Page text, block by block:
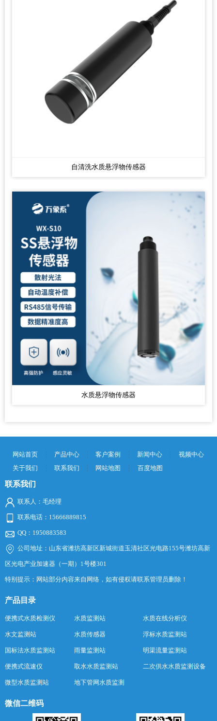
自清洗水质悬浮物传感器
水质悬浮物传感器
网站首页 产品中心 客户案例 新闻中心
视频中心
关于我们
联系我们 网站地图 百度地图
联系我们
联系人：毛经理
联系电话：15666889815
QQ：1950883583
公司地址：山东省潍坊高新区新城街道玉清社区光电路155号潍坊高新
区光电产业加速器（一期）1号楼301
特别提示：网站部分内容来自网络，如有侵权请联系管理员删除！
产品目录
便携式水质检测仪 水质监测站 水质在线分析仪
水文监测站 水质传感器 浮标水质监测站
国标法水质监测站 雨量监测站 明渠流量监测站
便携式流速仪 取水水质监测站 二次供水水质监测设备
微型水质监测站 地下管网水质监测
微信二维码